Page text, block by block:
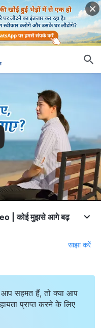
| कोई मुझसे आगे बढ़
साझा करें
आप सहमत हैं, तो क्या आप
प्राप्त करने के लिए